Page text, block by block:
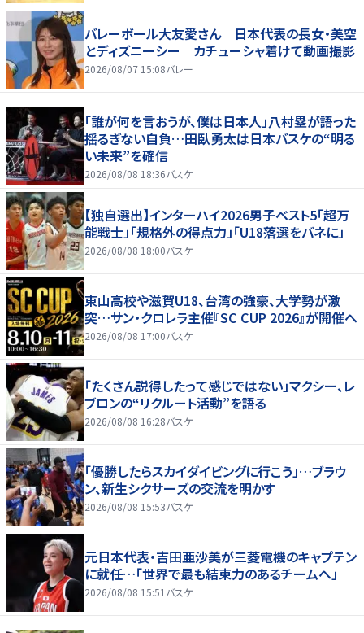
バレーボール大友愛さん 日本代表の長女・美空
とディズニーシー カチューシャ着けて動画撮影
2026/08/07 15:08バレー
「誰が何を言おうが、僕は日本人」八村塁が語った
揺るぎない自負…田臥勇太は日本バスケの“明る
い未来”を確信
2026/08/08 18:36バスケ
【独自選出】インターハイ2026男子ベスト5「超万
能戦士」「規格外の得点力」「U18落選をバネに」
2026/08/08 18:00バスケ
東山高校や滋賀U18、台湾の強豪、大学勢が激
突…サン・クロレラ主催『SC CUP 2026』が開催へ
2026/08/08 17:00バスケ
「たくさん説得したって感じではない」マクシー、レ
ブロンの“リクルート活動”を語る
2026/08/08 16:28バスケ
「優勝したらスカイダイビングに行こう」…ブラウ
ン、新生シクサーズの交流を明かす
2026/08/08 15:53バスケ
元日本代表・吉田亜沙美が三菱電機のキャプテン
に就任…「世界で最も結束力のあるチームへ」
2026/08/08 15:51 バスケ